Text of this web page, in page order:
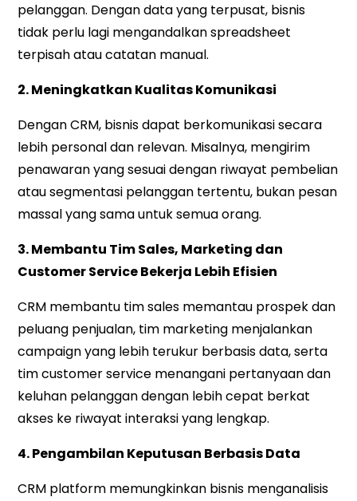
pelanggan. Dengan data yang terpusat, bisnis
tidak perlu lagi mengandalkan spreadsheet
terpisah atau catatan manual.
2. Meningkatkan Kualitas Komunikasi
Dengan CRM, bisnis dapat berkomunikasi secara
lebih personal dan relevan. Misalnya, mengirim
penawaran yang sesuai dengan riwayat pembelian
atau segmentasi pelanggan tertentu, bukan pesan
massal yang sama untuk semua orang.
3. Membantu Tim Sales, Marketing dan
Customer Service Bekerja Lebih Efisien
CRM membantu tim sales memantau prospek dan
peluang penjualan, tim marketing menjalankan
campaign yang lebih terukur berbasis data, serta
tim customer service menangani pertanyaan dan
keluhan pelanggan dengan lebih cepat berkat
akses ke riwayat interaksi yang lengkap.
4. Pengambilan Keputusan Berbasis Data
CRM platform memungkinkan bisnis menganalisis